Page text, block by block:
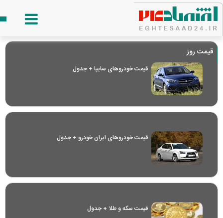
قیمت روز
قیمت خودرو‌های سایپا + جدول
قیمت خودرو‌های ایران خودرو + جدول
قیمت سکه و طلا + جدول